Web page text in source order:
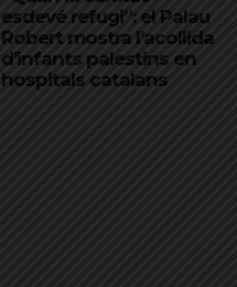
esdevé refugi”: el Palau
Robert mostra l’acollida
d’infants palestins en
hospitals catalans